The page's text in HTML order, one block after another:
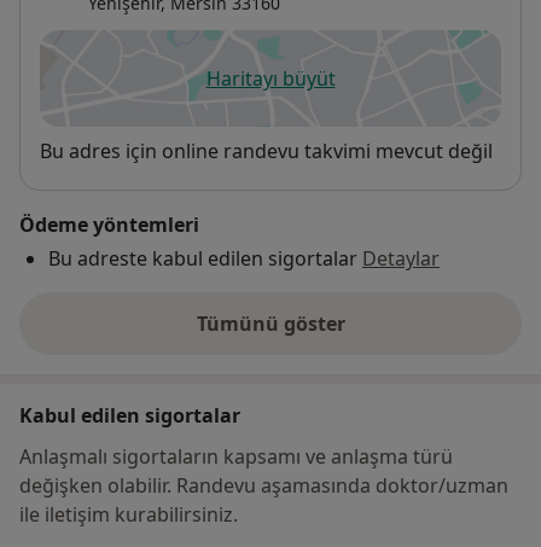
Haritayı büyütyeni bir sekmede açılır
Uygunluk
Bu adres için online randevu takvimi mevcut değil
Ödeme yöntemleri
Bu adreste kabul edilen sigortalar Detaylar
Tümünü göster
adres hakkında
Kabul edilen sigortalar
Anlaşmalı sigortaların kapsamı ve anlaşma türü
değişken olabilir. Randevu aşamasında doktor/uzman
ile iletişim kurabilirsiniz.